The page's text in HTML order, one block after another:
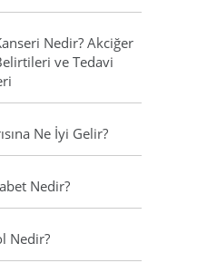
Nedir? Akciğer
ve Tedavi
Ne İyi Gelir?
Nedir?
Nedir?